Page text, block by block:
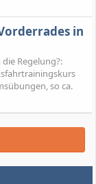
in
Regelung?:
so ca.